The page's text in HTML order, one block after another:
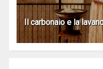
Il carbonaio e la